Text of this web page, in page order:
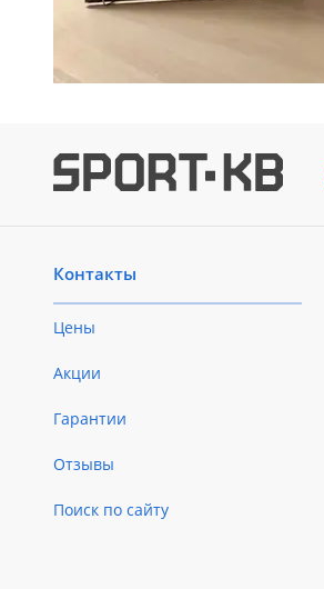
Контакты
Цены
Акции
Гарантии
Отзывы
Поиск по сайту